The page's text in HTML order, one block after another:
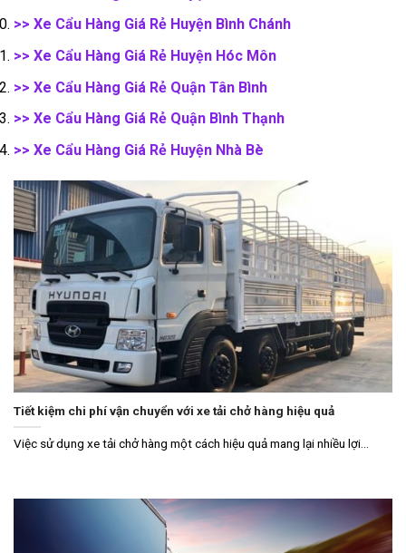
>> Xe Cẩu Hàng Giá Rẻ Huyện Bình Chánh
>> Xe Cẩu Hàng Giá Rẻ Huyện Hóc Môn
>> Xe Cẩu Hàng Giá Rẻ Quận Tân Bình
>> Xe Cẩu Hàng Giá Rẻ Quận Bình Thạnh
>> Xe Cẩu Hàng Giá Rẻ Huyện Nhà Bè
Tiết kiệm chi phí vận chuyển với xe tải chở hàng hiệu quả
Việc sử dụng xe tải chở hàng một cách hiệu quả mang lại nhiều lợi...